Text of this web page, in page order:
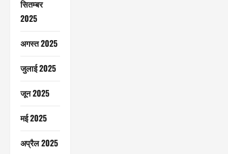
सितम्बर
2025
अगस्त 2025
जुलाई 2025
जून 2025
मई 2025
अप्रैल 2025